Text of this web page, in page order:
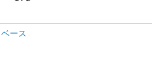
工学 疲れない ブラック
ワイト(吸収面:ライトブルー)
ース